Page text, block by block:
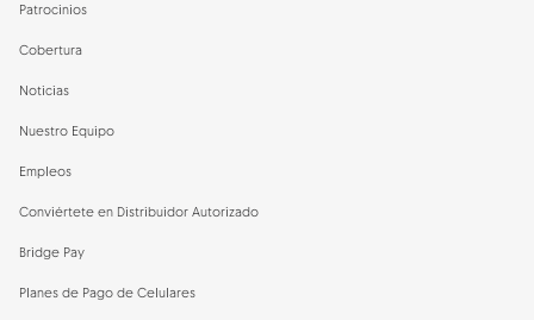
Patrocinios
Cobertura
Noticias
Nuestro Equipo
Empleos
Conviértete en Distribuidor Autorizado
Bridge Pay
Planes de Pago de Celulares